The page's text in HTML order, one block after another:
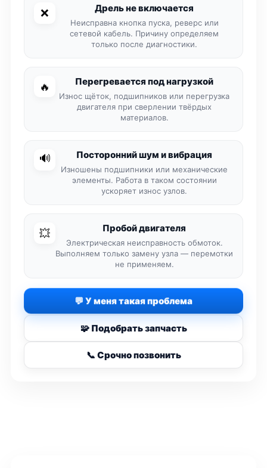
❌ Дрель не включается
Неисправна кнопка пуска, реверс или
сетевой кабель. Причину определяем
только после диагностики.
🔥 Перегревается под нагрузкой
Износ щёток, подшипников или перегрузка
двигателя при сверлении твёрдых
материалов.
🔊 Посторонний шум и вибрация
Изношены подшипники или механические
элементы. Работа в таком состоянии
ускоряет износ узлов.
💥 Пробой двигателя
Электрическая неисправность обмоток.
Выполняем только замену узла — перемотки
не применяем.
💬 У меня такая проблема
🧩 Подобрать запчасть
📞 Срочно позвонить